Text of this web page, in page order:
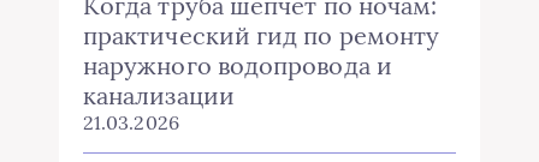
практический гид по ремонту
наружного водопровода и
канализации
21.03.2026